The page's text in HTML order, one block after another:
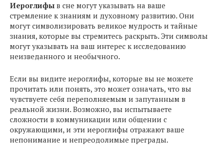
Иероглифы в сне могут указывать на ваше
стремление к знаниям и духовному развитию. Они
могут символизировать великое мудрость и тайные
знания, которые вы стремитесь раскрыть. Эти символы
могут указывать на ваш интерес к исследованию
неизведанного и необычного.
Если вы видите иероглифы, которые вы не можете
прочитать или понять, это может означать, что вы
чувствуете себя переполняемым и запутанным в
реальной жизни. Возможно, вы испытываете
сложности в коммуникации или общении с
окружающими, и эти иероглифы отражают ваше
непонимание и непреодолимые преграды.